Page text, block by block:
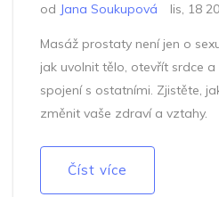
od Jana Soukupová lis, 18
Masáž prostaty není jen o
jak uvolnit tělo, otevřít srdce
spojení s ostatními. Zjistěte,
změnit vaše zdraví a vztahy.
Číst více